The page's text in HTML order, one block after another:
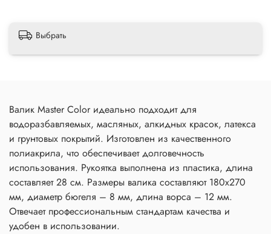
Выбрать
Валик Master Color идеально подходит для
водоразбавляемых, масляных, алкидных красок, латекса
и грунтовых покрытий. Изготовлен из качественного
полиакрила, что обеспечивает долговечность
использования. Рукоятка выполнена из пластика, длина
составляет 28 см. Размеры валика составляют 180x270
мм, диаметр бюгеля – 8 мм, длина ворса – 12 мм.
Отвечает профессиональным стандартам качества и
удобен в использовании.